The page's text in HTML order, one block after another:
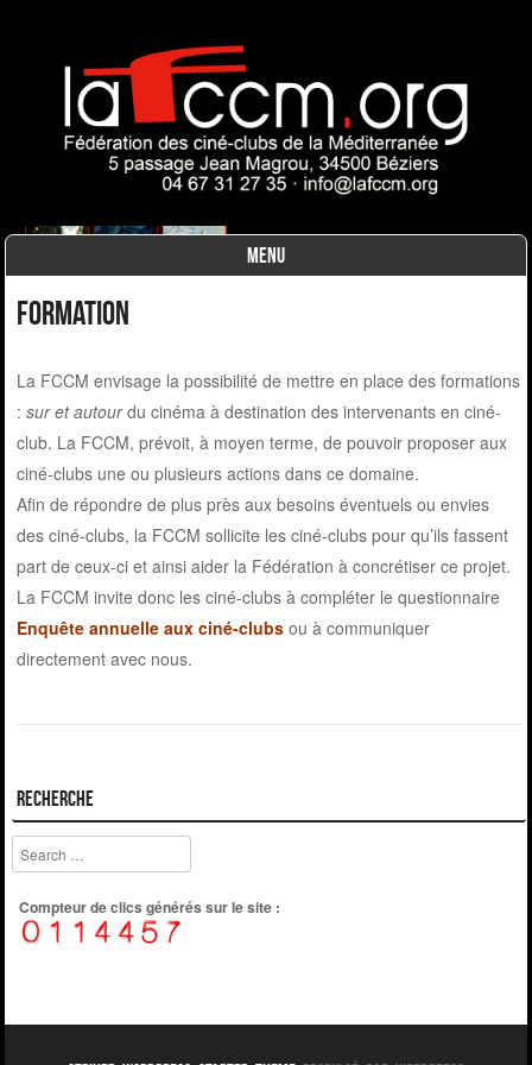
MENU
Formation
La FCCM envisage la possibilité de mettre en place des formations
: sur et autourdu cinéma à destination des intervenants en ciné-
club. La FCCM, prévoit, à moyen terme, de pouvoir proposer aux
ciné-clubs une ou plusieurs actions dans ce domaine.
Afin de répondre de plus près aux besoins éventuels ou envies
des ciné-clubs, la FCCM sollicite les ciné-clubs pour qu’ils fassent
part de ceux-ci et ainsi aider la Fédération à concrétiser ce projet.
La FCCM invite donc les ciné-clubs à compléter le questionnaire
Enquête annuelle aux ciné-clubsou à communiquer
directement avec nous.
Recherche
Search
Compteur de clics générés sur le site :